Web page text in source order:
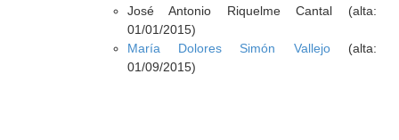
José Antonio Riquelme Cantal (alta:
01/01/2015)
María Dolores Simón Vallejo(alta:
01/09/2015)